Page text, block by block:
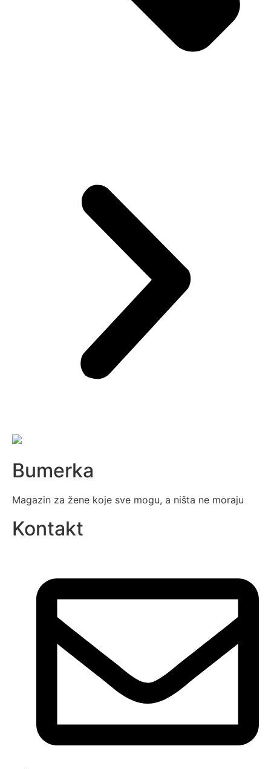
Bumerka
Magazin za žene koje sve mogu, a ništa ne moraju
Kontakt